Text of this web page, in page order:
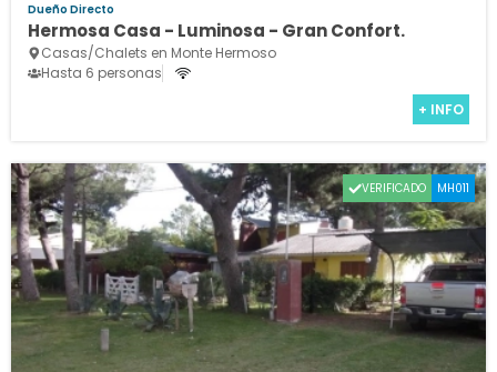
Dueño Directo
Hermosa Casa - Luminosa - Gran Confort.
Casas/Chalets en Monte Hermoso
Hasta 6 personas
+ INFO
VERIFICADO MH011